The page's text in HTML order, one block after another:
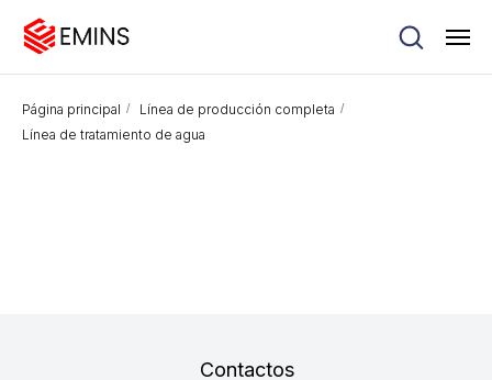
Página principal / Línea de producción completa /
Línea de tratamiento de agua
Contactos